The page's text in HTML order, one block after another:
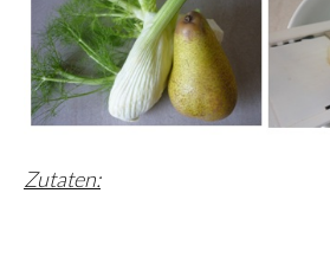
Zutaten: